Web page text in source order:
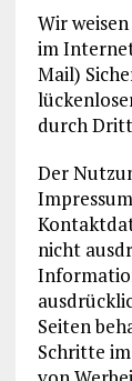
Wir
im
Mail)
durch
Der
nicht
Seiten
Schritte